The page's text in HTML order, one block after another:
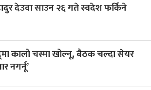
देउवा साउन २६ गते स्वदेश फर्किने
कालो चस्मा खोल्नू, बैठक चल्दा सेयर
नगर्नू’